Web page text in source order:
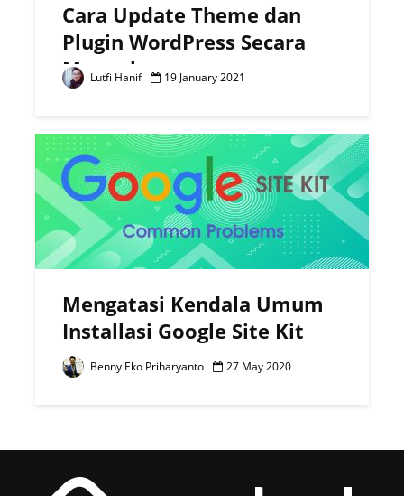
Cara Update Theme dan
Plugin WordPress Secara
Manual
Lutfi Hanif 19 January 2021
Mengatasi Kendala Umum
Installasi Google Site Kit
Benny Eko Priharyanto 27 May 2020